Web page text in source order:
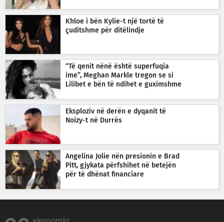
Khloe i bën Kylie-t një tortë të
çuditshme për ditëlindje
“Të qenit nënë është superfuqia
ime”, Meghan Markle tregon se si
Lilibet e bën të ndihet e guximshme
Eksploziv në derën e dyqanit të
Noizy-t në Durrës
Angelina Jolie nën presionin e Brad
Pitt, gjykata përfshihet në betejën
për të dhënat financiare